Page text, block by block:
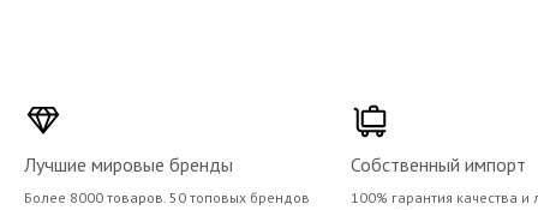
Лучшие мировые бренды
Более 8000 товаров. 50 топовых брендов
Собственный импорт
100% гарантия качества